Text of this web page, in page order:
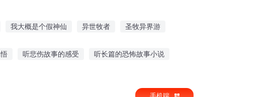
我大概是个假神仙 异世牧者 圣牧异界游
听悲伤故事的感受 听长篇的恐怖故事小说